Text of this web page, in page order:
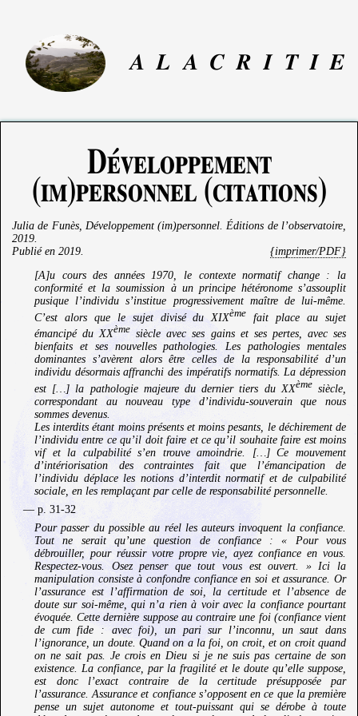
A L A C R I T I E
Développement
(im)personnel (citations)
Julia de Funès, Développement (im)personnel . Éditions de l’observatoire,
2019.
Publié en 2019
{imprimer/PDF}
[A]u cours des années 1970, le contexte normatif change : la
conformité et la soumission à un principe hétéronome s’assouplit
pusique l’individu s’institue progressivement maître de lui-même.
C’est alors que le sujet divisé du XIXème fait place au sujet
émancipé du XXème siècle avec ses gains et ses pertes, avec ses
bienfaits et ses nouvelles pathologies. Les pathologies mentales
dominantes s’avèrent alors être celles de la responsabilité d’un
individu désormais affranchi des impératifs normatifs. La dépression
est […] la pathologie majeure du dernier tiers du XXème siècle,
correspondant au nouveau type d’individu-souverain que nous
sommes devenus.
Les interdits étant moins présents et moins pesants, le déchirement de
l’individu entre ce qu’il doit faire et ce qu’il souhaite faire est moins
vif et la culpabilité s’en trouve amoindrie. […] Ce mouvement
d’intériorisation des contraintes fait que l’émancipation de
l’individu déplace les notions d’interdit normatif et de culpabilité
sociale, en les remplaçant par celle de responsabilité personnelle.
— p. 31-32
Pour passer du possible au réel les auteurs invoquent la confiance.
Tout ne serait qu’une question de confiance : « Pour vous
débrouiller, pour réussir votre propre vie, ayez confiance en vous.
Respectez-vous. Osez penser que tout vous est ouvert. » Ici la
manipulation consiste à confondre confiance en soi et assurance. Or
l’assurance est l’affirmation de soi, la certitude et l’absence de
doute sur soi-même, qui n’a rien à voir avec la confiance pourtant
évoquée. Cette dernière suppose au contraire une foi (confiance vient
de cum fide : avec foi), un pari sur l’inconnu, un saut dans
l’ignorance, un doute. Quand on a la foi, on croit, et on croit quand
on ne sait pas. Je crois en Dieu si je ne suis pas certaine de son
existence. La confiance, par la fragilité et le doute qu’elle suppose,
est donc l’exact contraire de la certitude présupposée par
l’assurance. Assurance et confiance s’opposent en ce que la première
pense un sujet autonome et tout-puissant qui se dérobe à toute